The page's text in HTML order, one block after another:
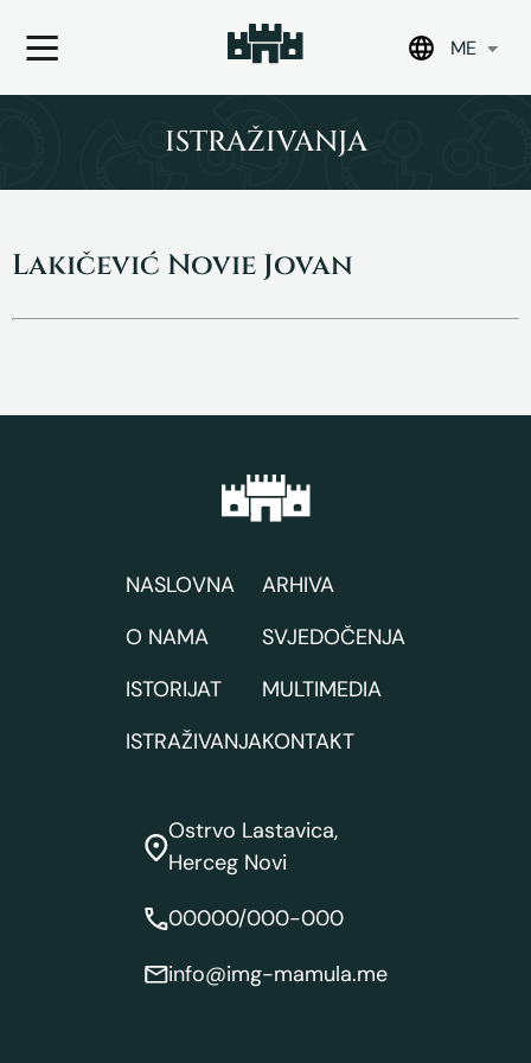
ME
ISTRAŽIVANJA
Lakičević Novie Jovan
NASLOVNA
O NAMA
ISTORIJAT
ISTRAŽIVANJA
ARHIVA
SVJEDOČENJA
MULTIMEDIA
KONTAKT
Ostrvo Lastavica,
Herceg Novi
00000/000-000
info@img-mamula.me